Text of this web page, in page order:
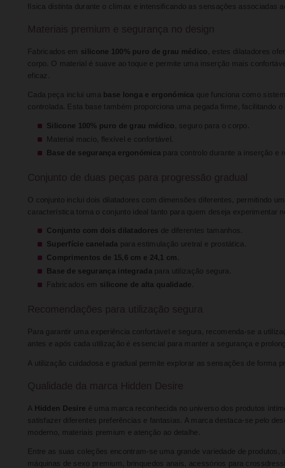
física distinta durante o clímax e intensificando as sensações associadas
Materiais premium e segurança no design
Fabricados em silicone 100% puro de grau médico , estes dilatadores
corpo. O material é suave ao toque e permite uma inserção mais
eficaz.
Cada peça inclui uma base longa e ergonómica que funciona como
controlada. Esta base também proporciona uma pegada firme, facilitando o
Silicone 100% puro de grau médico , seguro para o corpo.
Material macio, flexível e confortável.
Base de segurança ergonómica para controlo durante a inserção e
Conjunto de duas peças para progressão gradual
O conjunto inclui dois dilatadores com dimensões diferentes, permitindo
característica torna o conjunto ideal tanto para quem deseja experimentar
Conjunto com dois dilatadores de diferentes tamanhos.
Superfície canelada para estimulação uretral e prostática.
Comprimentos de 15,6 cm e 24,1 cm
Base de segurança integrada para utilização segura.
Fabricados em silicone de alta qualidade
Recomendações para utilização segura
Para garantir uma experiência confortável e segura, recomenda-se a
antes e após cada utilização é essencial para manter a segurança e
A utilização cuidadosa e gradual permite explorar as sensações de forma
Qualidade da marca Hidden Desire
A Hidden Desire é uma marca reconhecida no universo dos produtos
satisfazer diferentes preferências e fantasias. A marca destaca-se pelo
moderno, materiais premium e atenção ao detalhe.
Entre as suas coleções encontram-se uma grande variedade de
máquinas de sexo premium, brinquedos anais, acessórios para